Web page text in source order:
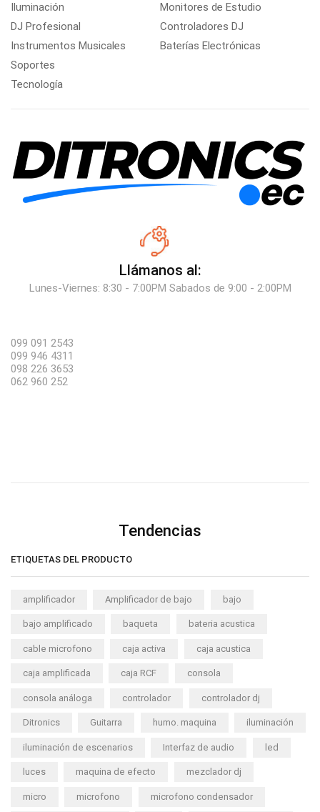
Iluminación
DJ Profesional
Instrumentos Musicales
Soportes
Tecnología
Monitores de Estudio
Controladores DJ
Baterías Electrónicas
Llámanos al:
Lunes-Viernes: 8:30 - 7:00PM Sabados de 9:00 - 2:00PM
099 091 2543
099 946 4311
098 226 3653
062 960 252
Tendencias
ETIQUETAS DEL PRODUCTO
amplificador Amplificador de bajo bajo
bajo amplificado baqueta bateria acustica
cable microfono caja activa caja acustica
caja amplificada caja RCF consola
consola análoga controlador controlador dj
Ditronics Guitarra humo. maquina iluminación
iluminación de escenarios Interfaz de audio led
luces maquina de efecto mezclador dj
micro microfono microfono condensador